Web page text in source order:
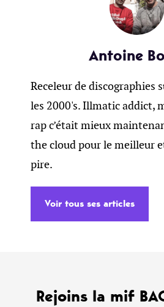
Antoine
Receleur de discographies
les 2000's. Illmatic addict,
rap c’était mieux
the cloud pour le meilleur
pire.
Voir tous ses articles
Rejoins la mif